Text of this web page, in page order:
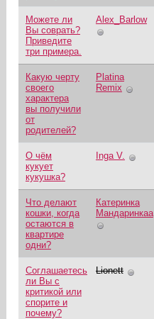
Можете ли
Вы соврать?
Приведите
три примера.
Alex_Barlow
Какую черту
своего
характера
вы получили
от
родителей?
Platina
Remix
О чём
кукует
кукушка?
Inga V.
Что делают
кошки, когда
остаются в
квартире
одни?
Катеринка
Мандаринкаa
Соглашаетесь
ли Вы с
критикой или
спорите и
почему?
Lionett